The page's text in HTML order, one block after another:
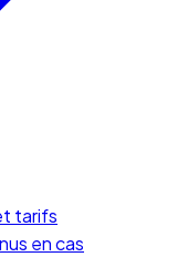
tarifs
en cas